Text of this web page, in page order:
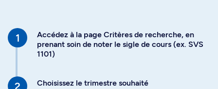
Accédez à la page Critères de recherche, en
prenant soin de noter le sigle de cours (ex. SVS
1101)
Choisissez le trimestre souhaité